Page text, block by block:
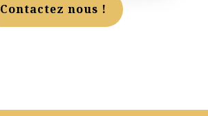
Contactez nous !